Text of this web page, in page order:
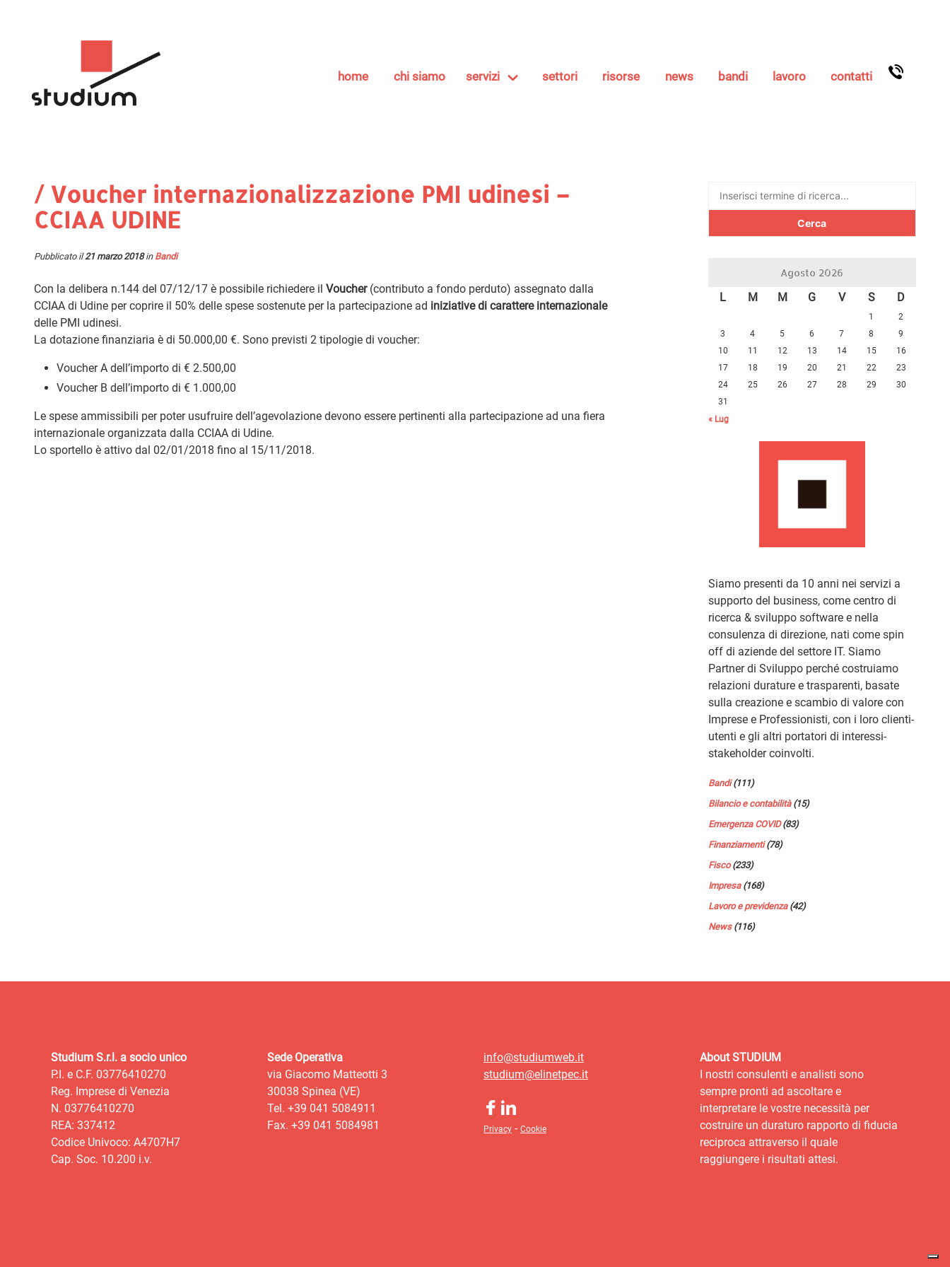
home chi siamo servizi settori risorse news bandi lavoro contatti
/ Voucher internazionalizzazione PMI udinesi –
CCIAA UDINE
Pubblicato il21 marzo 2018in Bandi
Con la delibera n.144 del 07/12/17 è possibile richiedere il Voucher(contributo a fondo perduto) assegnato dalla
CCIAA di Udine per coprire il 50% delle spese sostenute per la partecipazione ad iniziative di carattere internazionale
delle PMI udinesi.
La dotazione finanziaria è di 50.000,00 €. Sono previsti 2 tipologie di voucher:
Voucher A dell’importo di € 2.500,00
Voucher B dell’importo di € 1.000,00
Le spese ammissibili per poter usufruire dell’agevolazione devono essere pertinenti alla partecipazione ad una fiera
internazionale organizzata dalla CCIAA di Udine.
Lo sportello è attivo dal 02/01/2018 fino al 15/11/2018.
Ricerca
Agosto 2026
L M M G V S D
1
2
3
4 5 6 7 8
9
10
11 12 13 14 15
16
17
18 19 20 21 22
23
24
25 26 27 28 29
30
31
« Lug
Siamo presenti da 10 anni nei servizi a
supporto del business, come centro di
ricerca & sviluppo software e nella
consulenza di direzione, nati come spin
off di aziende del settore IT. Siamo
Partner di Sviluppo perché costruiamo
relazioni durature e trasparenti, basate
sulla creazione e scambio di valore con
Imprese e Professionisti, con i loro clienti-
utenti e gli altri portatori di interessi-
stakeholder coinvolti.
Bandi(111)
Bilancio e contabilità(15)
Emergenza COVID(83)
Finanziamenti(78)
Fisco(233)
Impresa(168)
Lavoro e previdenza(42)
News(116)
Studium S.r.l. a socio unico
P.I. e C.F. 03776410270
Reg. Imprese di Venezia
N. 03776410270
REA: 337412
Codice Univoco: A4707H7
Cap. Soc. 10.200 i.v.
Sede Operativa
via Giacomo Matteotti 3
30038 Spinea (VE)
Tel. +39 041 5084911
Fax. +39 041 5084981
info@studiumweb.it
studium@elinetpec.it
Privacy - Cookie
About STUDIUM
I nostri consulenti e analisti sono
sempre pronti ad ascoltare e
interpretare le vostre necessità per
costruire un duraturo rapporto di fiducia
reciproca attraverso il quale
raggiungere i risultati attesi.